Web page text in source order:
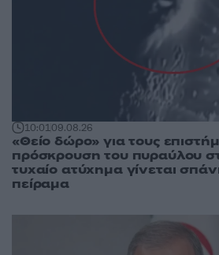
10:0109.08.26
«Θείο δώρο» για τους
πρόσκρουση του πυραύλου
τυχαίο ατύχημα γίνεται
πείραμα